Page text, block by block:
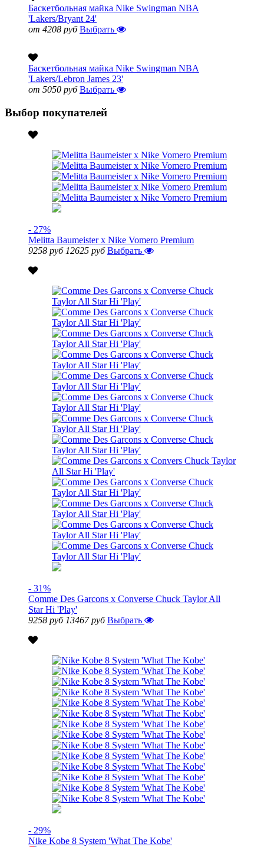
Баскетбольная майка Nike Swingman NBA
'Lakers/Bryant 24'
от 4208 руб Выбрать
Баскетбольная майка Nike Swingman NBA
'Lakers/Lebron James 23'
от 5050 руб Выбрать
Выбор покупателей
- 27%
Melitta Baumeister x Nike Vomero Premium
9258 руб 12625 руб Выбрать
- 31%
Comme Des Garcons x Converse Chuck Taylor All
Star Hi 'Play'
9258 руб 13467 руб Выбрать
- 29%
Nike Kobe 8 System 'What The Kobe'